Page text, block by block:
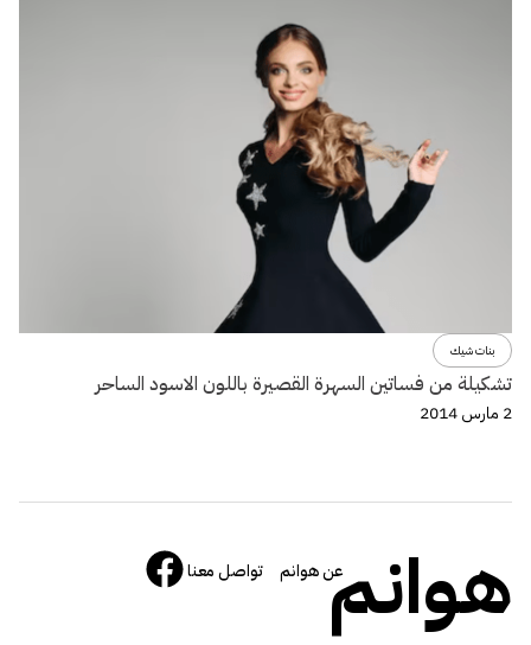
بنات شيك
تشكيلة من فساتين السهرة القصيرة باللون الاسود الساحر
2 مارس 2014
هوانمعن هوانم تواصل معنا